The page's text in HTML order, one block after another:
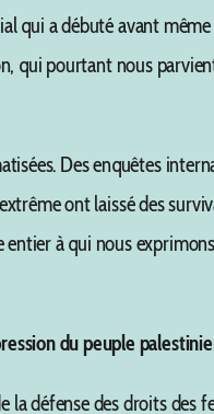
qui a débuté avant
qui pourtant nous
Des enquêtes
ont laissé des
entier à qui nous
du peuple
la défense des droits des